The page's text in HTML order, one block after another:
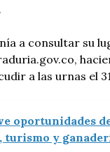
a consultar su
a las urnas el
oportunidades
turismo y